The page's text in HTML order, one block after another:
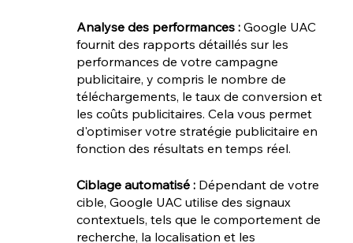
Analyse des performances : Google UAC
fournit des rapports détaillés sur les
performances de votre campagne
publicitaire, y compris le nombre de
téléchargements, le taux de conversion et
les coûts publicitaires. Cela vous permet
d'optimiser votre stratégie publicitaire en
fonction des résultats en temps réel.
Ciblage automatisé : Dépendant de votre
cible, Google UAC utilise des signaux
contextuels, tels que le comportement de
recherche, la localisation et les